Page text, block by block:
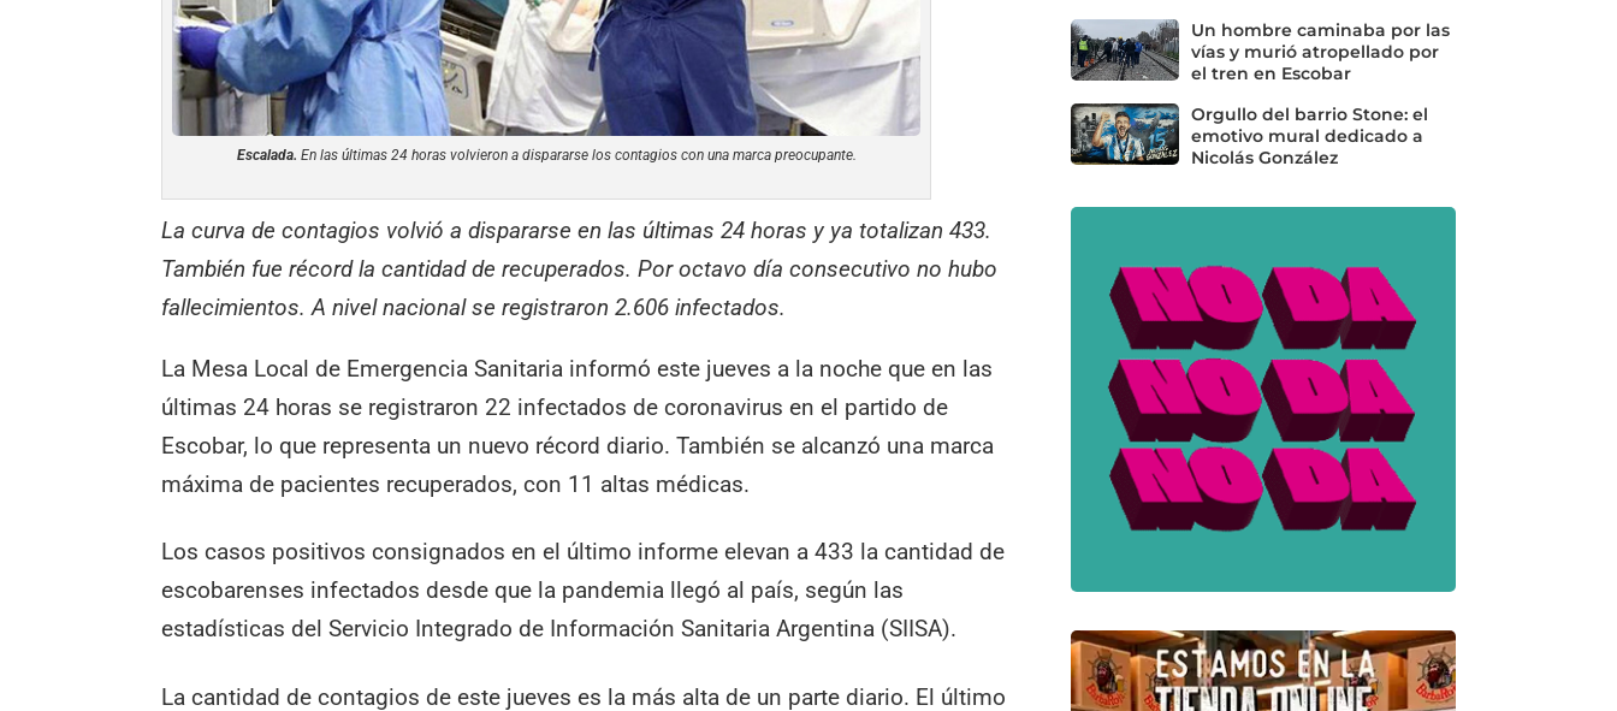
Escalada. En las últimas 24 horas volvieron a dispararse los contagios con una marca preocupante.
La curva de contagios volvió a dispararse en las últimas 24 horas y ya totalizan 433.
También fue récord la cantidad de recuperados. Por octavo día consecutivo no hubo
fallecimientos. A nivel nacional se registraron 2.606 infectados.
La Mesa Local de Emergencia Sanitaria informó este jueves a la noche que en las
últimas 24 horas se registraron 22 infectados de coronavirus en el partido de
Escobar, lo que representa un nuevo récord diario. También se alcanzó una marca
máxima de pacientes recuperados, con 11 altas médicas.
Los casos positivos consignados en el último informe elevan a 433 la cantidad de
escobarenses infectados desde que la pandemia llegó al país, según las
estadísticas del Servicio Integrado de Información Sanitaria Argentina (SIISA).
La cantidad de contagios de este jueves es la más alta de un parte diario. El último
Un hombre caminaba por las
vías y murió atropellado por
el tren en Escobar
Orgullo del barrio Stone: el
emotivo mural dedicado a
Nicolás González